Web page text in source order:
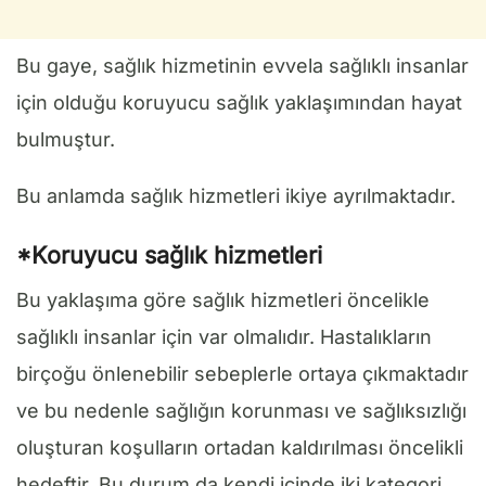
Bu gaye, sağlık hizmetinin evvela sağlıklı insanlar
için olduğu koruyucu sağlık yaklaşımından hayat
bulmuştur.
Bu anlamda sağlık hizmetleri ikiye ayrılmaktadır.
*Koruyucu sağlık hizmetleri
Bu yaklaşıma göre sağlık hizmetleri öncelikle
sağlıklı insanlar için var olmalıdır. Hastalıkların
birçoğu önlenebilir sebeplerle ortaya çıkmaktadır
ve bu nedenle sağlığın korunması ve sağlıksızlığı
oluşturan koşulların ortadan kaldırılması öncelikli